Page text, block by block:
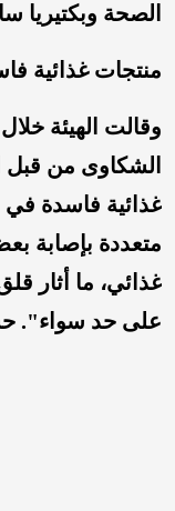
الصحة وبكتيريا
منتجات غذائية
وقالت الهيئة
الشكاوى من قبل
غذائية فاسدة في
متعددة بإصابة
غذائي، ما أثار
على حد سواء".